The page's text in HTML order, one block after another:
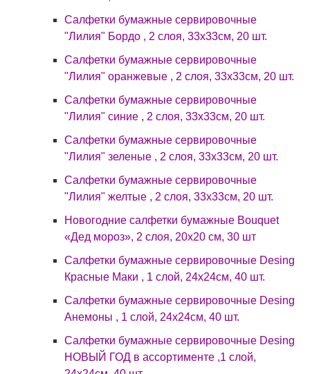
Салфетки бумажные сервировочные
"Лилия" Бордо , 2 слоя, 33х33см, 20 шт.
Салфетки бумажные сервировочные
"Лилия" оранжевые , 2 слоя, 33х33см, 20 шт.
Салфетки бумажные сервировочные
"Лилия" синие , 2 слоя, 33х33см, 20 шт.
Салфетки бумажные сервировочные
"Лилия" зеленые , 2 слоя, 33х33см, 20 шт.
Салфетки бумажные сервировочные
"Лилия" желтые , 2 слоя, 33х33см, 20 шт.
Новогодние салфетки бумажные Bouquet
«Дед мороз», 2 слоя, 20x20 см, 30 шт
Салфетки бумажные сервировочные Desing
Красные Маки , 1 слой, 24х24см, 40 шт.
Салфетки бумажные сервировочные Desing
Анемоны , 1 слой, 24х24см, 40 шт.
Салфетки бумажные сервировочные Desing
НОВЫЙ ГОД в ассортименте ,1 слой,